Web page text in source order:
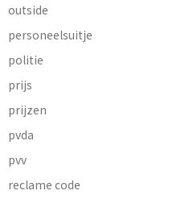
outside
personeelsuitje
politie
prijs
prijzen
pvda
pvv
reclame code